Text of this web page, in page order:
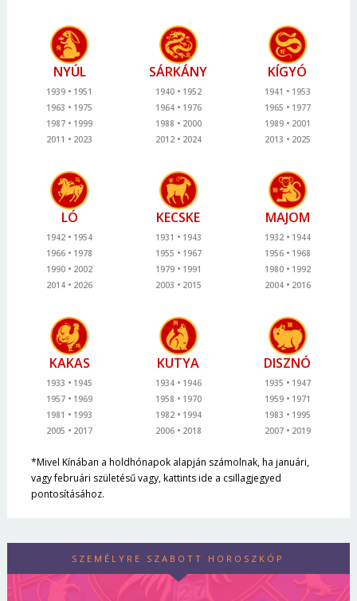
NYÚL
1939
1951
1963
1975
1987
1999
2011
2023
SÁRKÁNY
1940
1952
1964
1976
1988
2000
2012
2024
KÍGYÓ
1941
1953
1965
1977
1989
2001
2013
2025
LÓ
1942
1954
1966
1978
1990
2002
2014
2026
KECSKE
1931
1943
1955
1967
1979
1991
2003
2015
MAJOM
1932
1944
1956
1968
1980
1992
2004
2016
KAKAS
1933
1945
1957
1969
1981
1993
2005
2017
KUTYA
1934
1946
1958
1970
1982
1994
2006
2018
DISZNÓ
1935
1947
1959
1971
1983
1995
2007
2019
*Mivel Kínában a holdhónapok alapján számolnak, ha januári,
vagy februári születésű vagy, kattints ide a csillagjegyed
pontosításához.
SZEMÉLYRE SZABOTT HOROSZKÓP